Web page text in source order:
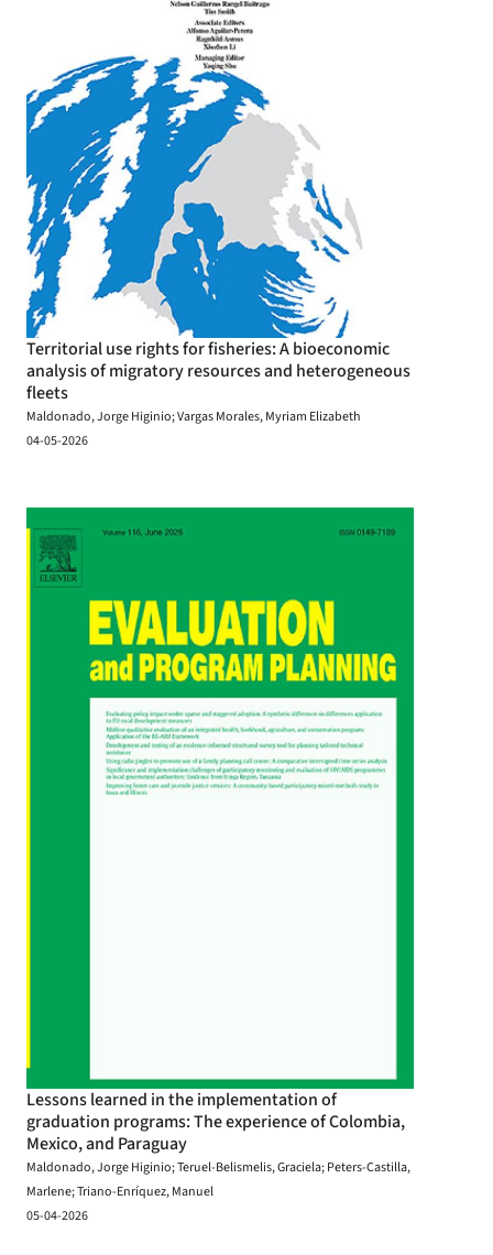
Territorial use rights for fisheries: A bioeconomic
analysis of migratory resources and heterogeneous
fleets
Maldonado, Jorge Higinio; Vargas Morales, Myriam Elizabeth
04-05-2026
Lessons learned in the implementation of
graduation programs: The experience of Colombia,
Mexico, and Paraguay
Maldonado, Jorge Higinio; Teruel-Belismelis, Graciela; Peters-Castilla,
Marlene; Triano-Enríquez, Manuel
05-04-2026